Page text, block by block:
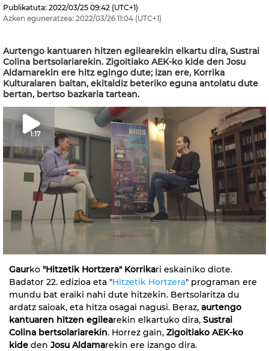
Publikatuta: 2022/03/25 09:42 (UTC+1)
Azken eguneratzea: 2022/03/26 11:04 (UTC+1)
Aurtengo kantuaren hitzen egilearekin elkartu dira, Sustrai
Colina bertsolariarekin. Zigoitiako AEK-ko kide den Josu
Aldamarekin ere hitz egingo dute; izan ere, Korrika
Kulturalaren baitan, ekitaldiz beteriko eguna antolatu dute
bertan, bertso bazkaria tartean.
1:17
Gaurko "Hitzetik Hortzera" Korrikari eskainiko diote.
Badator 22. edizioa eta "Hitzetik Hortzera" programan ere
mundu bat eraiki nahi dute hitzekin. Bertsolaritza du
ardatz saioak, eta hitza osagai nagusi. Beraz, aurtengo
kantuaren hitzen egilearekin elkartuko dira, Sustrai
Colina bertsolariarekin. Horrez gain, Zigoitiako AEK-ko
kide den Josu Aldamarekin ere izango dira.